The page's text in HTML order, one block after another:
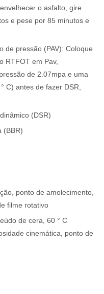
o asfalto, gire
e pese por 85 minutos e
de pressão (PAV): Coloque
RTFOT em Pav,
de 2.07mpa e uma
C) antes de fazer DSR,
(DSR)
(BBR)
ponto de amolecimento,
filme rotativo
de cera, 60 ° C
cinemática, ponto de